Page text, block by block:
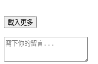
載入更多